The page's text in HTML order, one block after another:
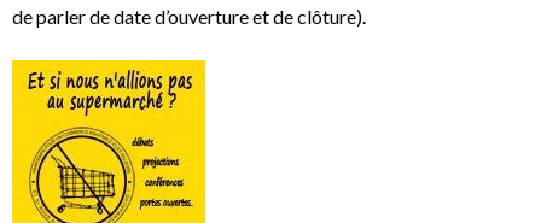
de parler de date d’ouverture et de clôture).